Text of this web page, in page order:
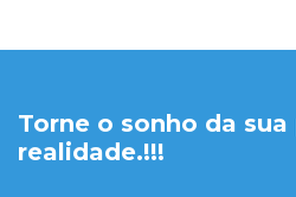
Torne o sonho da
realidade.!!!